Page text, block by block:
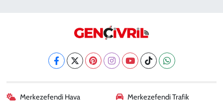
Yol Tarifi Al
Fatıma Şentürk Eczanesi
Merkezefendi Hava
Merkezefendi Trafik